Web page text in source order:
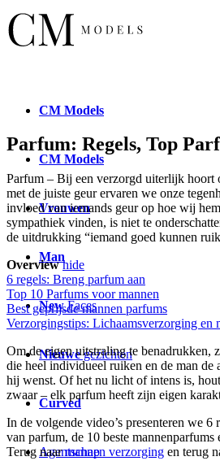
CM Models
CM Models
Vrouwen
Man
NewFaces
Nieuwegezichten
Curved
Agentschap
Parfum: Regels, Top
Parfum – Bij een verzorgd uiterlijk hoort
met de juiste geur ervaren we onze
invloed van iemands geur op hoe wij
sympathiek vinden, is niet te
de uitdrukking “iemand goed kunnen
Overview hide
6 regels: Breng parfum aan
Top 10 Parfums voor mannen
Best geprijsde mannen parfums
Verzorgingstips: Lichaamsverzorging en
Om de eigen uitstraling te benadrukken,
die heel individueel ruiken en de man de
hij wenst. Of het nu licht of intens is,
zwaar – elk parfum heeft zijn eigen
In de volgende video’s presenteren we 6
van parfum, de 10 beste mannenparfums
Terug naarmannen verzorging en terug